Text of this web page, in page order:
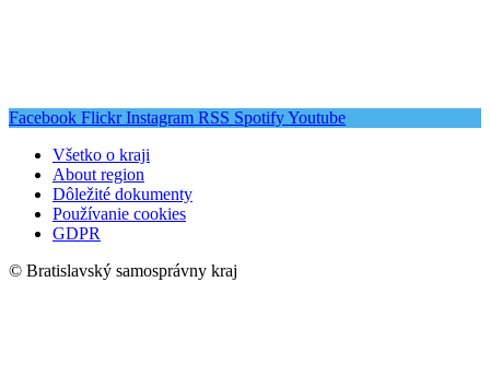
Facebook Flickr Instagram RSS SpotifyYoutube
Všetko o kraji
About region
Dôležité dokumenty
Používanie cookies
GDPR
© Bratislavský samosprávny kraj